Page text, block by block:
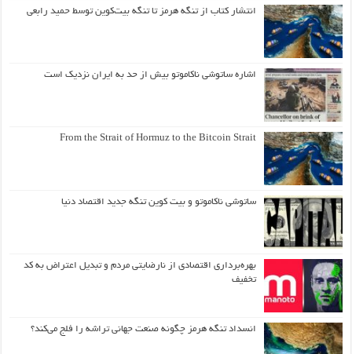
انتشار کتاب از تنگه هرمز تا تنگه بیت‌کوین توسط حمید رابعی
اشاره ساتوشی ناکاموتو بیش از حد به ایران نزدیک است
From the Strait of Hormuz to the Bitcoin Strait
ساتوشی ناکاموتو و بیت کوین تنگه جدید اقتصاد دنیا
بهره‌برداری اقتصادی از نارضایتی مردم و تبدیل اعتراض به کد
تخفیف
انسداد تنگه هرمز چگونه صنعت جهانی تراشه را فلج می‌کند؟